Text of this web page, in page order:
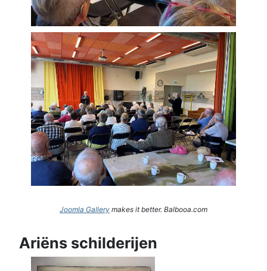
Joomla Gallery makes it better. Balbooa.com
Ariëns schilderijen